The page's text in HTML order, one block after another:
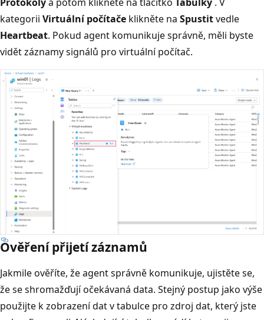
kategorii Virtuální počítače klikněte na Spustitvedle
Heartbeat. Pokud agent komunikuje správně, měli byste
vidět záznamy signálů pro virtuální počítač.
Ověření přijetí záznamů
Jakmile ověříte, že agent správně komunikuje, ujistěte se,
že se shromažďují očekávaná data. Stejný postup jako výše
použijte k zobrazení dat v tabulce pro zdroj dat, který jste